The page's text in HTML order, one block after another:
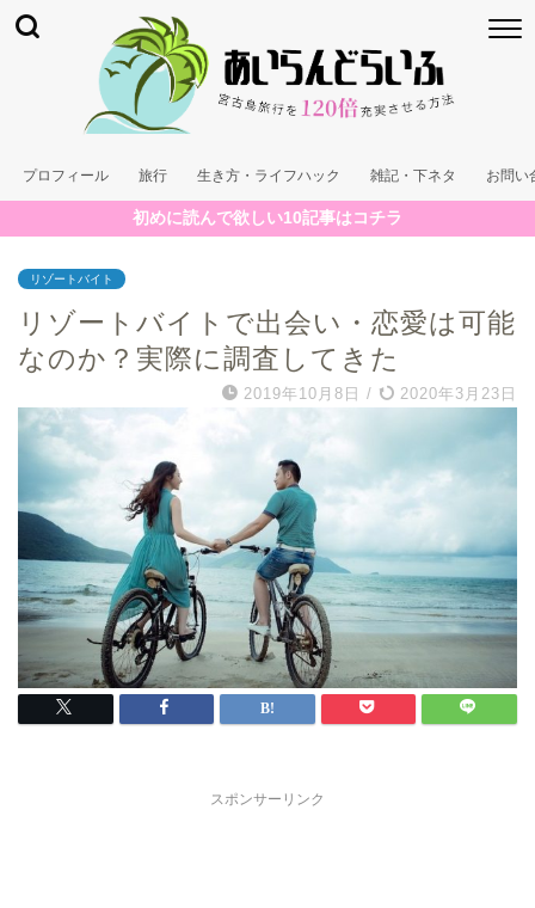
プロフィール 旅行 生き方・ライフハック 雑記・下ネタ お問い
初めに読んで欲しい10記事はコチラ
リゾートバイト
リゾートバイトで出会い・恋愛は可能
なのか？実際に調査してきた
2019年10月8日 / 2020年3月23日
スポンサーリンク